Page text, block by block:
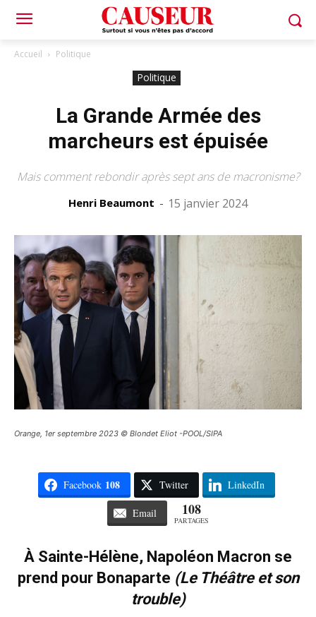
Accueil Politique
Politique
La Grande Armée des
marcheurs est épuisée
Mais comment rebondir après sept ans de macronisme?
Henri Beaumont - 15 janvier 2024
Orange, 1er septembre 2023 © Blondet Eliot -POOL/SIPA
Facebook 108 Twitter LinkedIn
Email 108
PARTAGES
À Sainte-Hélène, Napoléon Macron se
prend pour Bonaparte (Le Théâtre et son
trouble)